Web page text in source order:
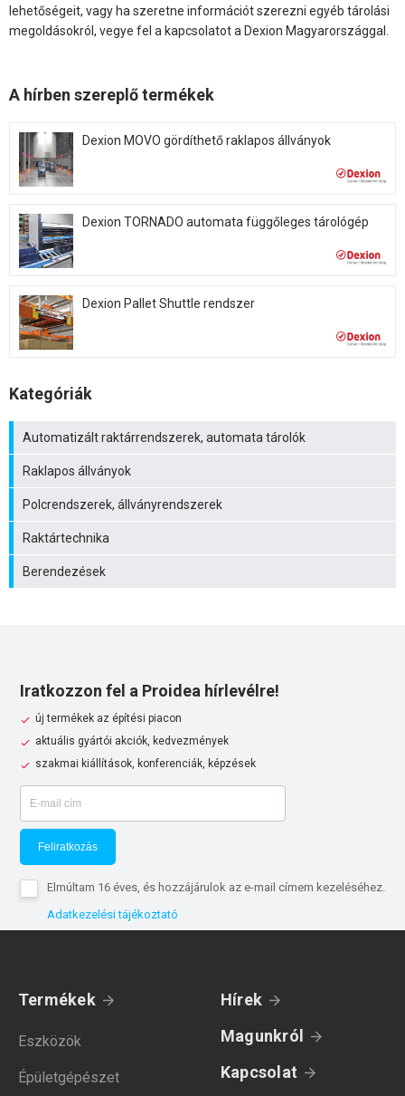
lehetőségeit, vagy ha szeretne információt szerezni egyéb tárolási
megoldásokról, vegye fel a kapcsolatot a Dexion Magyarországgal.
A hírben szereplő termékek
Dexion MOVO gördíthető raklapos állványok
Dexion TORNADO automata függőleges tárológép
Dexion Pallet Shuttle rendszer
Kategóriák
Automatizált raktárrendszerek, automata tárolók
Raklapos állványok
Polcrendszerek, állványrendszerek
Raktártechnika
Berendezések
Iratkozzon fel a Proidea hírlevélre!
új termékek az építési piacon
aktuális gyártói akciók, kedvezmények
szakmai kiállítások, konferenciák, képzések
Feliratkozás
Elmúltam 16 éves, és hozzájárulok az e-mail címem kezeléséhez.
Adatkezelési tájékoztató
Termékek
Eszközök
Épületgépészet
Hírek
Magunkról
Kapcsolat